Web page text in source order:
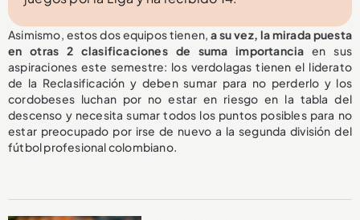
Asimismo, estos dos equipos tienen, a su vez, la mirada puesta
en otras 2 clasificaciones de suma importancia en sus
aspiraciones este semestre: los verdolagas tienen el liderato
de la Reclasificación y deben sumar para no perderlo y los
cordobeses luchan por no estar en riesgo en la tabla del
descenso y necesita sumar todos los puntos posibles para no
estar preocupado por irse de nuevo a la segunda división del
fútbol profesional colombiano.